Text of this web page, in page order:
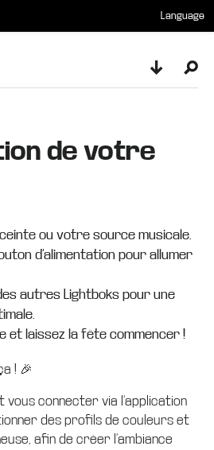
Language
Toggle
de votre
ou votre source musicale.
d’alimentation pour allumer
autres Lightboks pour une
et laissez la fête commencer !
! 🎉
vous connecter via l’application
des profils de couleurs et
afin de créer l’ambiance